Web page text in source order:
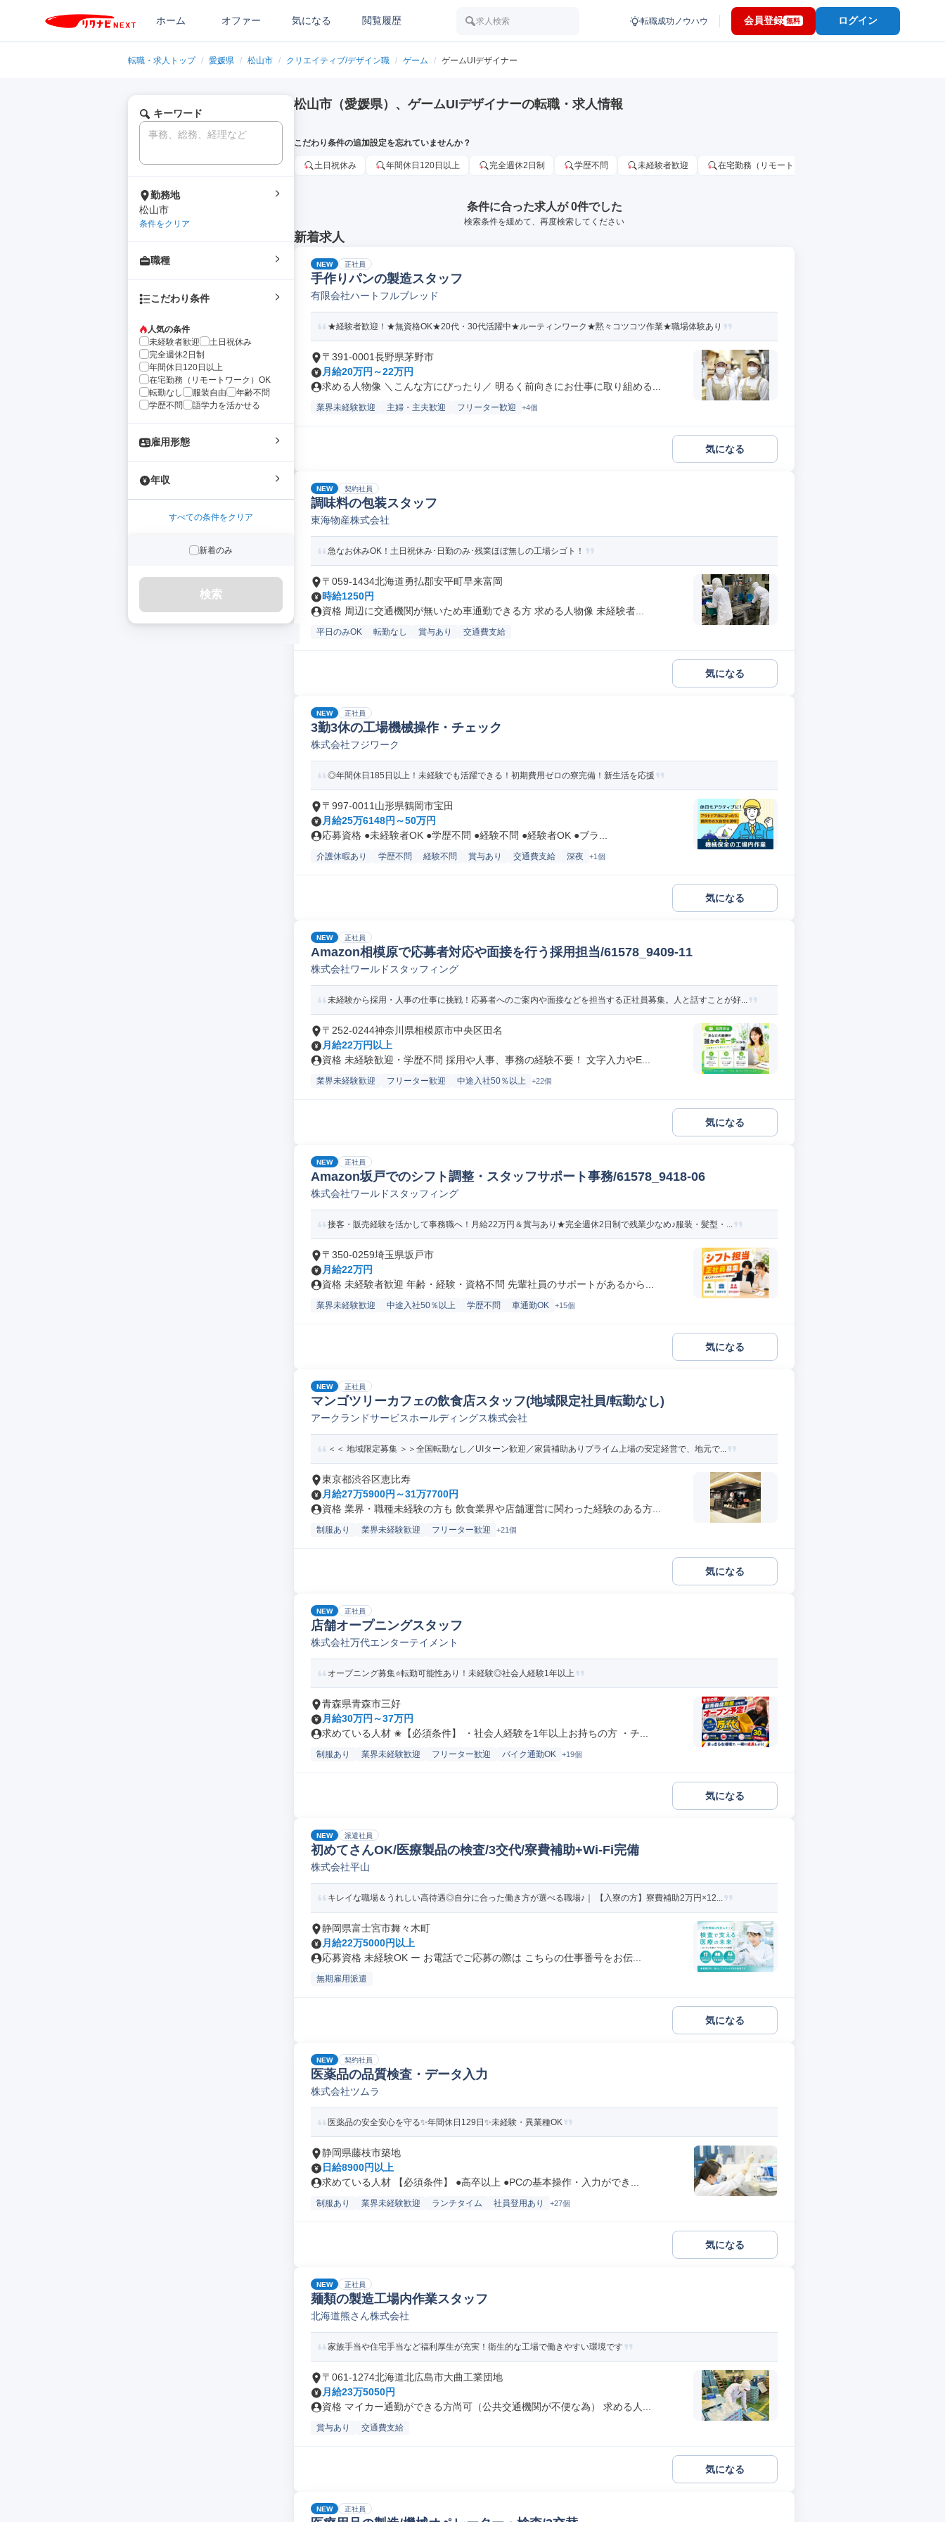
ホーム オファー 気になる 閲覧履歴 求人検索 転職成功ノウハウ 会員登録 無料 ログイン
転職・求人トップ / 愛媛県 / 松山市 / クリエイティブ/デザイン職 / ゲーム / ゲームUIデザイナー
キーワード
勤務地
松山市
条件をクリア
職種
こだわり条件
人気の条件
未経験者歓迎
土日祝休み
完全週休2日制
年間休日120日以上
在宅勤務（リモートワーク）OK
転勤なし
服装自由
年齢不問
学歴不問
語学力を活かせる
雇用形態
年収
すべての条件をクリア
新着のみ
検索
松山市（愛媛県）、ゲームUIデザイナーの転職・求人情報
こだわり条件の追加設定を忘れていませんか？
土日祝休み 年間休日120日以上 完全週休2日制 学歴不問 未経験者歓迎 在宅勤務（リモートワーク）OK
条件に合った求人が 0件でした
検索条件を緩めて、再度検索してください
新着求人
NEW 正社員
手作りパンの製造スタッフ
有限会社ハートフルブレッド
★経験者歓迎！★無資格OK★20代・30代活躍中★ルーティンワーク★黙々コツコツ作業★職場体験あり
〒391-0001長野県茅野市
月給20万円～22万円
求める人物像 ＼こんな方にぴったり／ 明るく前向きにお仕事に取り組める...
業界未経験歓迎 主婦・主夫歓迎 フリーター歓迎 +4個
気になる
NEW 契約社員
調味料の包装スタッフ
東海物産株式会社
急なお休みOK！土日祝休み･日勤のみ･残業ほぼ無しの工場シゴト！
〒059-1434北海道勇払郡安平町早来富岡
時給1250円
資格 周辺に交通機関が無いため車通勤できる方 求める人物像 未経験者...
平日のみOK 転勤なし 賞与あり 交通費支給
気になる
NEW 正社員
3勤3休の工場機械操作・チェック
株式会社フジワーク
◎年間休日185日以上！未経験でも活躍できる！初期費用ゼロの寮完備！新生活を応援
〒997-0011山形県鶴岡市宝田
月給25万6148円～50万円
応募資格 ●未経験者OK ●学歴不問 ●経験不問 ●経験者OK ●ブラ...
介護休暇あり 学歴不問 経験不問 賞与あり 交通費支給 深夜 +1個
気になる
NEW 正社員
Amazon相模原で応募者対応や面接を行う採用担当/61578_9409-11
株式会社ワールドスタッフィング
未経験から採用・人事の仕事に挑戦！応募者へのご案内や面接などを担当する正社員募集。人と話すことが好...
〒252-0244神奈川県相模原市中央区田名
月給22万円以上
資格 未経験歓迎・学歴不問 採用や人事、事務の経験不要！ 文字入力やE...
業界未経験歓迎 フリーター歓迎 中途入社50％以上 +22個
気になる
NEW 正社員
Amazon坂戸でのシフト調整・スタッフサポート事務/61578_9418-06
株式会社ワールドスタッフィング
接客・販売経験を活かして事務職へ！月給22万円＆賞与あり★完全週休2日制で残業少なめ♪服装・髪型・...
〒350-0259埼玉県坂戸市
月給22万円
資格 未経験者歓迎 年齢・経験・資格不問 先輩社員のサポートがあるから...
業界未経験歓迎 中途入社50％以上 学歴不問 車通勤OK +15個
気になる
NEW 正社員
マンゴツリーカフェの飲食店スタッフ(地域限定社員/転勤なし)
アークランドサービスホールディングス株式会社
＜＜ 地域限定募集 ＞＞全国転勤なし／UIターン歓迎／家賃補助ありプライム上場の安定経営で、地元で...
東京都渋谷区恵比寿
月給27万5900円～31万7700円
資格 業界・職種未経験の方も 飲食業界や店舗運営に関わった経験のある方...
制服あり 業界未経験歓迎 フリーター歓迎 +21個
気になる
NEW 正社員
店舗オープニングスタッフ
株式会社万代エンターテイメント
オープニング募集⭐転勤可能性あり！未経験◎社会人経験1年以上
青森県青森市三好
月給30万円～37万円
求めている人材 ✬【必須条件】 ・社会人経験を1年以上お持ちの方 ・チ...
制服あり 業界未経験歓迎 フリーター歓迎 バイク通勤OK +19個
気になる
NEW 派遣社員
初めてさんOK/医療製品の検査/3交代/寮費補助+Wi-Fi完備
株式会社平山
キレイな職場＆うれしい高待遇◎自分に合った働き方が選べる職場♪｜ 【入寮の方】寮費補助2万円×12...
静岡県富士宮市舞々木町
月給22万5000円以上
応募資格 未経験OK ー お電話でご応募の際は こちらの仕事番号をお伝...
無期雇用派遣
気になる
NEW 契約社員
医薬品の品質検査・データ入力
株式会社ツムラ
医薬品の安全安心を守る✨年間休日129日✨未経験・異業種OK
静岡県藤枝市築地
日給8900円以上
求めている人材 【必須条件】 ●高卒以上 ●PCの基本操作・入力ができ...
制服あり 業界未経験歓迎 ランチタイム 社員登用あり +27個
気になる
NEW 正社員
麺類の製造工場内作業スタッフ
北海道熊さん株式会社
家族手当や住宅手当など福利厚生が充実！衛生的な工場で働きやすい環境です
〒061-1274北海道北広島市大曲工業団地
月給23万5050円
資格 マイカー通勤ができる方尚可（公共交通機関が不便な為） 求める人...
賞与あり 交通費支給
気になる
NEW 正社員